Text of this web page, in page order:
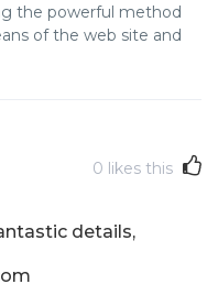
the powerful method
of the web site and
some other people on
0 likes this
details,